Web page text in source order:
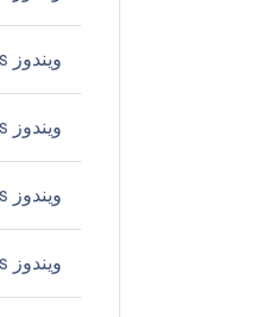
ويندوز Windows
ويندوز Windows
ويندوز Windows
ويندوز Windows